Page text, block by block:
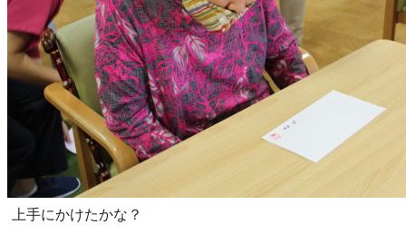
上手にかけたかな？